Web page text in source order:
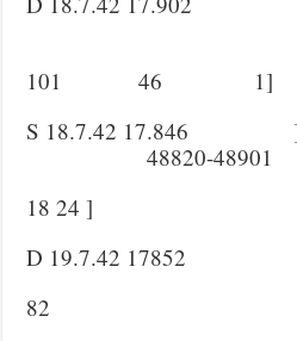
48494-
101 46 1]
S 18.7.42
48820-48901
18 24 ]
D 19.7.42 17852
82